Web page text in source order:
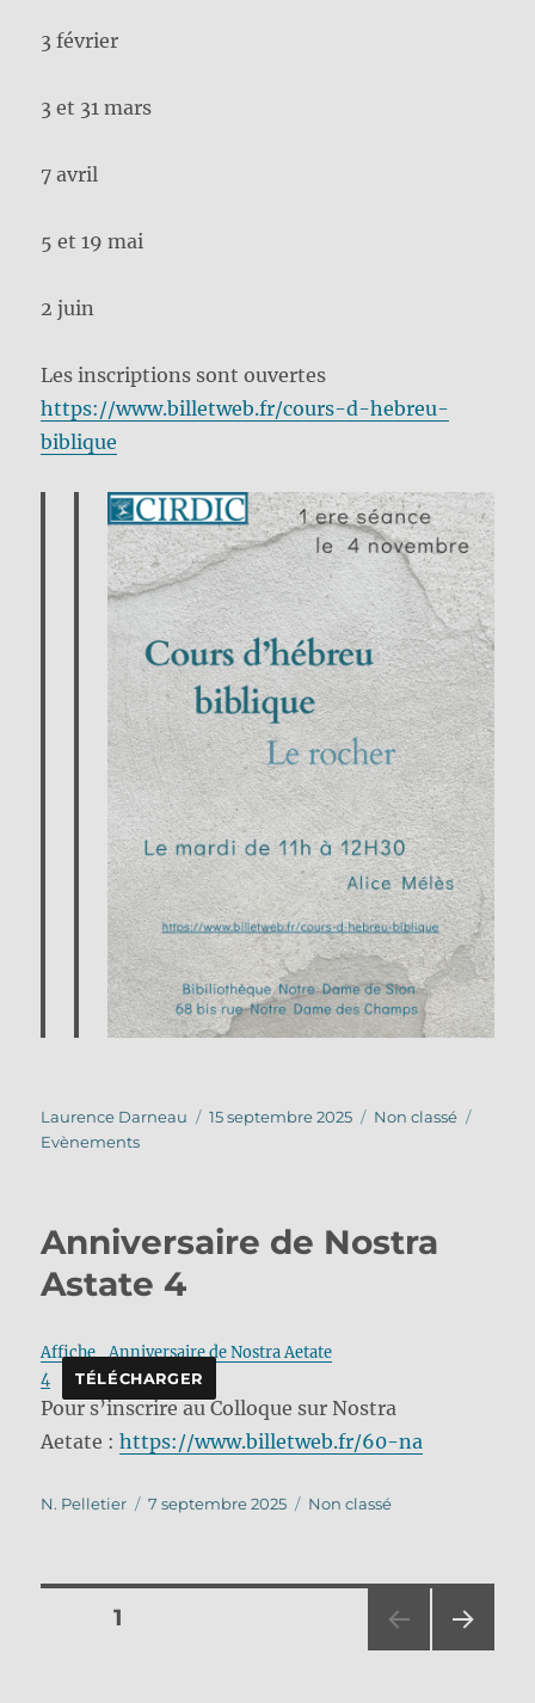
3 février
3 et 31 mars
7 avril
5 et 19 mai
2 juin
Les inscriptions sont ouvertes
https://www.billetweb.fr/cours-d-hebreu-
biblique
Auteur
Laurence Darneau
Publié
15 septembre 2025 Catégories
Non classé
Evènements
Anniversaire de Nostra
Astate 4
Affiche_Anniversaire de Nostra Aetate
4
TÉLÉCHARGER
Pour s’inscrire au Colloque sur Nostra
Aetate :https://www.billetweb.fr/60-na
Auteur
N. Pelletier
Publié
7 septembre 2025 Catégories
Non classé
Pagination
PAGE1